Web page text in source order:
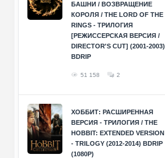
БАШНИ / ВОЗВРАЩЕНИЕ
КОРОЛЯ / THE LORD OF THE
RINGS - ТРИЛОГИЯ
[РЕЖИССЕРСКАЯ ВЕРСИЯ /
DIRECTOR'S CUT] (2001-2003)
BDRIP
51 158 2
ХОББИТ: РАСШИРЕННАЯ
ВЕРСИЯ - ТРИЛОГИЯ / THE
HOBBIT: EXTENDED VERSION
- TRILOGY (2012-2014) BDRIP
(1080P)